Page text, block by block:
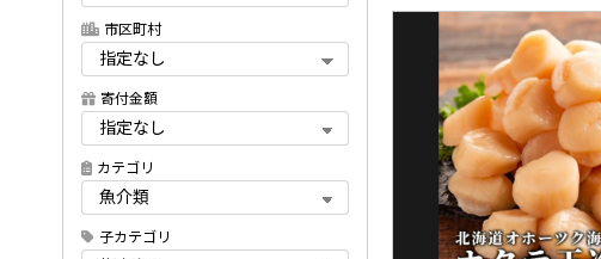
市区町村
寄付金額
カテゴリ
子カテゴリ